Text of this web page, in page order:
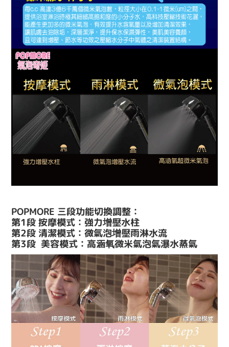
POPMORE 三段功能切換調整：
第1段 按摩模式：強力增壓水柱
第2段 清潔模式：微氣泡增壓雨淋水流
第3段 美容模式：高涵氧微米氣泡氣瀑水蒸氣